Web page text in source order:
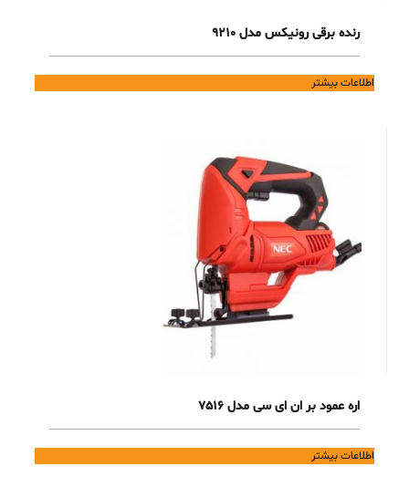
رنده برقی رونیکس مدل 9210
اطلاعات بیشتر
اره عمود بر ان ای سی مدل 7516
اطلاعات بیشتر